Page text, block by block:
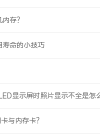
存？
寿命的小技巧
显示屏时照片显示不全是怎
与内存卡？